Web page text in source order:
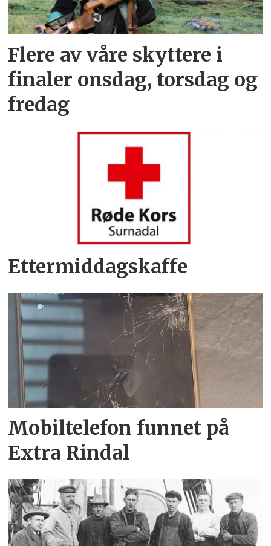
Flere av våre skyttere i
finaler onsdag, torsdag og
fredag
Ettermiddagskaffe
Mobiltelefon funnet på
Extra Rindal